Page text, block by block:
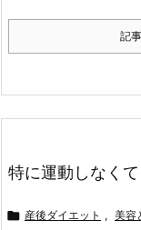
記
特に運動しなく
 産後ダイエット , 美容